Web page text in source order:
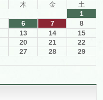
木 金
土
1
6 7
8
13 14
15
20 21
22
27 28
29